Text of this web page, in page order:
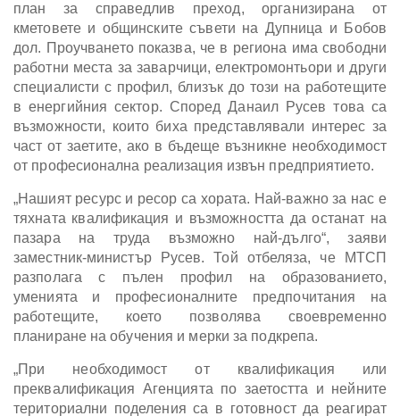
план за справедлив преход, организирана от
кметовете и общинските съвети на Дупница и Бобов
дол. Проучването показва, че в региона има свободни
работни места за заварчици, електромонтьори и други
специалисти с профил, близък до този на работещите
в енергийния сектор. Според Данаил Русев това са
възможности, които биха представлявали интерес за
част от заетите, ако в бъдеще възникне необходимост
от професионална реализация извън предприятието.
„Нашият ресурс и ресор са хората. Най-важно за нас е
тяхната квалификация и възможността да останат на
пазара на труда възможно най-дълго“, заяви
заместник-министър Русев. Той отбеляза, че МТСП
разполага с пълен профил на образованието,
уменията и професионалните предпочитания на
работещите, което позволява своевременно
планиране на обучения и мерки за подкрепа.
„При необходимост от квалификация или
преквалификация Агенцията по заетостта и нейните
териториални поделения са в готовност да реагират